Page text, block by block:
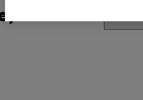
offres
-